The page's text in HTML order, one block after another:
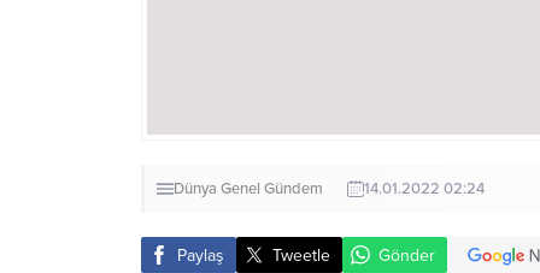
Dünya Genel Gündem 14.01.2022 02:24
Paylaş Tweetle Gönder